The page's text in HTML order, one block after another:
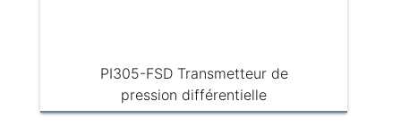
PI305-FSD Transmetteur de
pression différentielle